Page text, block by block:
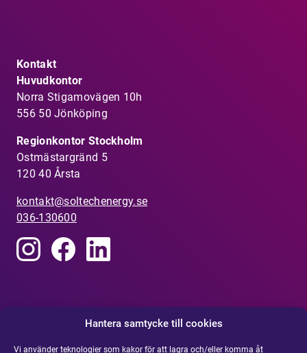
Hantera samtycke till cookies
Vi använder teknologier som kakor för att lagra och/eller komma åt
Kontakt
Huvudkontor
Norra Stigamovägen 10h
556 50 Jönköping
Regionkontor Stockholm
Ostmästargränd 5
120 40 Årsta
kontakt@soltechenergy.se
036-130600
Har du uppmärksammat något som inte känns rätt?
Rapportera din misstanke om olämpligt agerande eller